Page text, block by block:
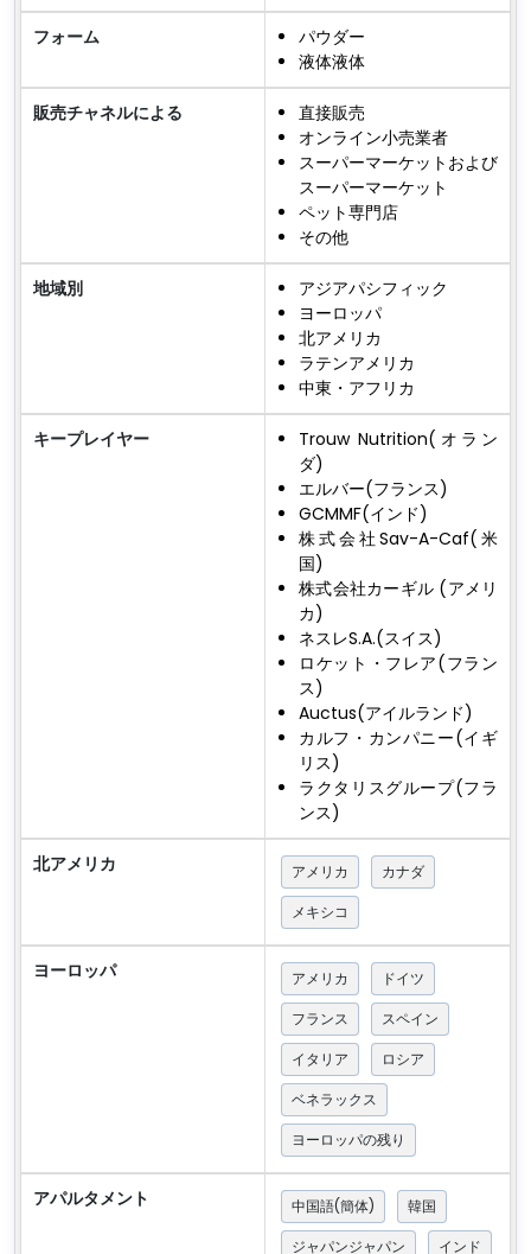
フォーム
パウダー
液体液体
販売チャネルによる
直接販売
オンライン小売業者
スーパーマーケットおよび
スーパーマーケット
ペット専門店
その他
地域別
アジアパシフィック
ヨーロッパ
北アメリカ
ラテンアメリカ
中東・アフリカ
キープレイヤー
Trouw Nutrition(オラン
ダ)
エルバー(フランス)
GCMMF(インド)
株式会社Sav-A-Caf(米
国)
株式会社カーギル (アメリ
カ)
ネスレS.A.(スイス)
ロケット・フレア(フラン
ス)
Auctus(アイルランド)
カルフ・カンパニー(イギ
リス)
ラクタリスグループ(フラ
ンス)
北アメリカ アメリカ
カナダ
メキシコ
ヨーロッパ アメリカ
ドイツ
フランス
スペイン
イタリア
ロシア
ベネラックス
ヨーロッパの残り
アパルタメント 中国語(簡体)
韓国
ジャパンジャパン
インド